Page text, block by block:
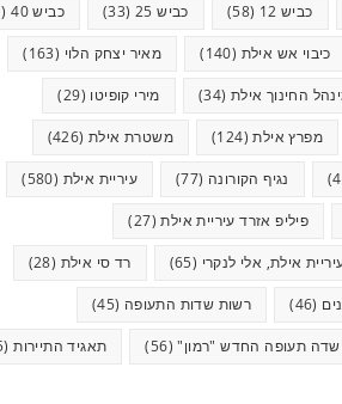
כביש 12 (58) כביש 25 (33) כביש 40 (121)
כיבוי אש אילת (140) מאיר יצחק הלוי (163)
החינוך אילת (34) מירי קופיטו (29)
מפרץ אילת(124) משטרת אילת(426)
נגיף הקורונה (77) עיריית אילת (580)
פיליפ אזרד עיריית אילת(27)
אילת, אלי לנקרי (65) רד סי אילת (28)
(46) רשות שדות התעופה (45)
שדה תעופה החדש "רמון"(56) תאגיד התיירות(35)